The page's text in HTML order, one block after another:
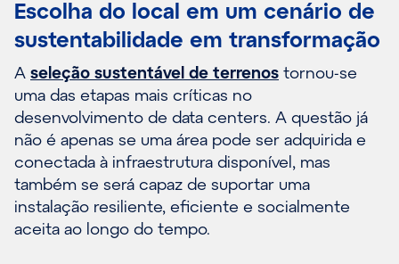
Escolha do local em um cenário de
sustentabilidade em transformação
A seleção sustentável de terrenos tornou-se
uma das etapas mais críticas no
desenvolvimento de data centers. A questão já
não é apenas se uma área pode ser adquirida e
conectada à infraestrutura disponível, mas
também se será capaz de suportar uma
instalação resiliente, eficiente e socialmente
aceita ao longo do tempo.